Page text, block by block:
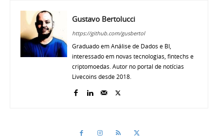
Gustavo Bertolucci
https://github.com/gusbertol
Graduado em Análise de Dados e BI,
interessado em novas tecnologias, fintechs e
criptomoedas. Autor no portal de notícias
Livecoins desde 2018.